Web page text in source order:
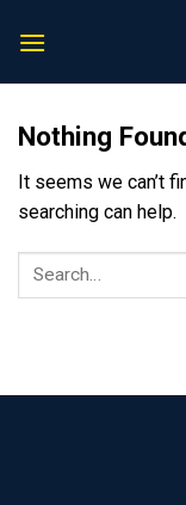
Nothing
It seems we can’t
searching can help.